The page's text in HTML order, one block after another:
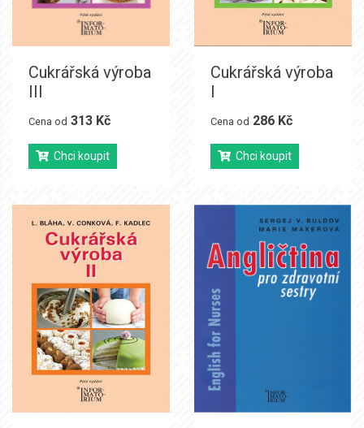
Cukrářská výroba
III
Cena od 313 Kč
Chci koupit
Cukrářská výroba
I
Cena od 286 Kč
Chci koupit